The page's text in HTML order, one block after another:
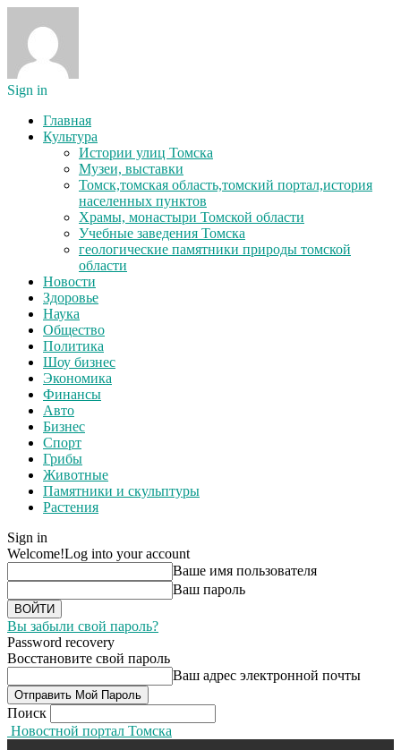
Sign in
Главная
Культура
Истории улиц Томска
Музеи, выставки
Томск,томская область,томский портал,история
населенных пунктов
Храмы, монастыри Томской области
Учебные заведения Томска
геологические памятники природы томской
области
Новости
Здоровье
Наука
Общество
Политика
Шоу бизнес
Экономика
Финансы
Авто
Бизнес
Спорт
Грибы
Животные
Памятники и скульптуры
Растения
Sign in
Welcome!Log into your account
Ваше имя пользователя
Ваш пароль
Вы забыли свой пароль?
Password recovery
Восстановите свой пароль
Ваш адрес электронной почты
Поиск
Новостной портал Томска